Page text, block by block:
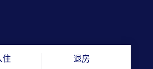
住 退房